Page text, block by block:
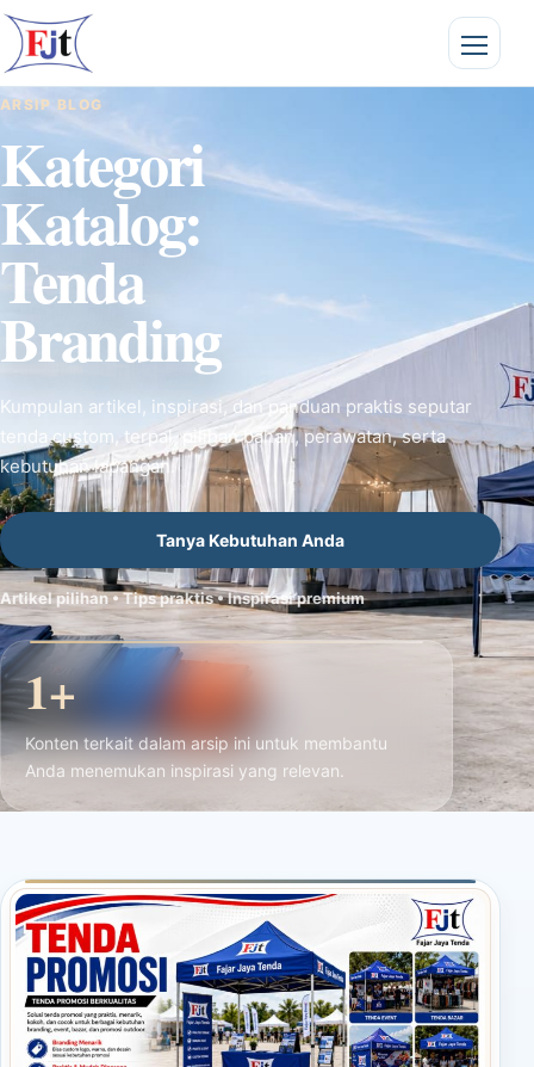
ARSIP BLOG
Kategori
Katalog:
Tenda
Branding
Kumpulan artikel, inspirasi, dan panduan praktis seputar
tenda custom, terpal, pilihan bahan, perawatan, serta
kebutuhan lapangan.
Tanya Kebutuhan Anda
Artikel pilihan • Tips praktis • Inspirasi premium
1+
Konten terkait dalam arsip ini untuk membantu
Anda menemukan inspirasi yang relevan.